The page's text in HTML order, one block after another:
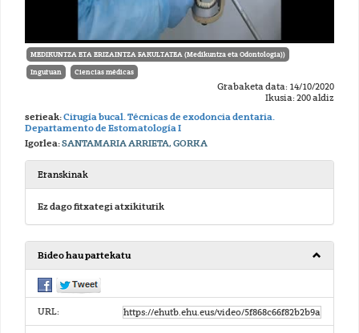
MEDIKUNTZA ETA ERIZAINTZA FAKULTATEA (Medikuntza eta Odontologia))
Inguruan Ciencias médicas
Grabaketa data: 14/10/2020
Ikusia: 200 aldiz
serieak:Cirugía bucal. Técnicas de exodoncia dentaria.
Departamento de Estomatología I
Igorlea:SANTAMARIA ARRIETA, GORKA
Eranskinak
Ez dago fitxategi atxikiturik
Bideo hau partekatu
URL: